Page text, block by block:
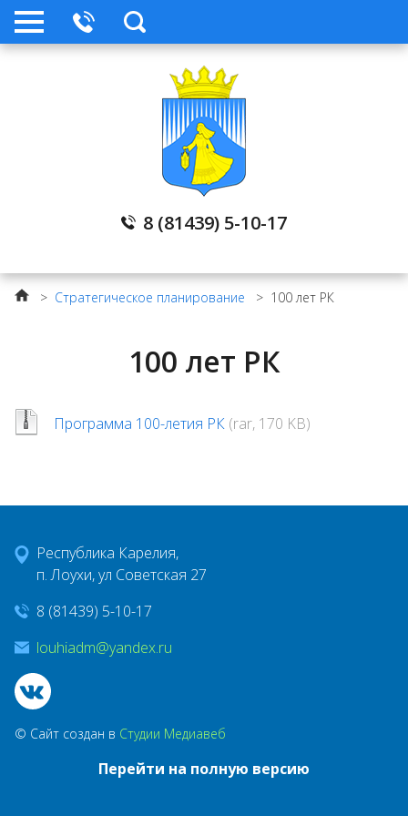
8 (81439) 5-10-17
МБУ «Архив ЛМР»
Муниципальное имущество
Стратегическое планирование
Нормативные правовые акты
Контакты
Градостроительное зонирование
Открытые данные
Публичные слушания
Народный бюджет
Жилищно коммунальное хозяйство
> Стратегическое планирование > 100 лет РК
100 лет РК
Программа 100-летия РК (rar, 170 KB)
Республика Карелия,
п. Лоухи, ул Советская 27
8 (81439) 5-10-17
louhiadm@yandex.ru
© Сайт создан в Студии Медиавеб
Перейти на полную версию